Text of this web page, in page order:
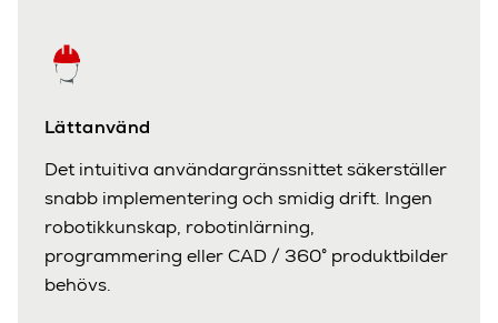
Lättanvänd
Det intuitiva användargränssnittet säkerställer
snabb implementering och smidig drift. Ingen
robotikkunskap, robotinlärning,
programmering eller CAD / 360° produktbilder
behövs.